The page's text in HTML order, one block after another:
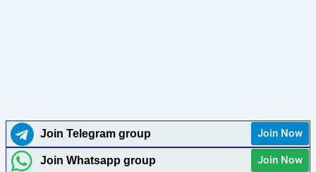
Join Telegram group Join Now
Join Whatsapp group Join Now